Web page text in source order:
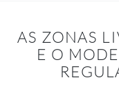
AS ZONAS
E O